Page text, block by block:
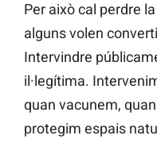
Per això cal perdre
alguns volen
Intervindre
il·legítima.
quan vacunem,
protegim espais